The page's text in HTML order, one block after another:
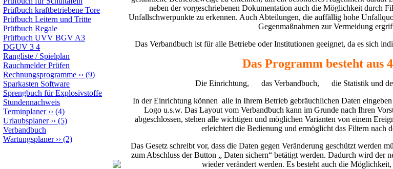
Prüfbuch kraftbetriebene Tore
Prüfbuch Leitern und Tritte
Prüfbuch Regale
Prüfbuch UVV BGV A3
DGUV 3 4
Rangliste / Spielplan
Rauchmelder Prüfen
Rechnungsprogramme ›› (9)
Sparkasten Software
Sprengbuch für Explosivstoffe
Stundennachweis
Terminplaner›› (4)
Urlaubsplaner›› (5)
Verbandbuch
Wartungsplaner›› (2)
neben der vorgeschriebenen Dokumentation auch die Möglichkeit durch
Unfallschwerpunkte zu erkennen. Auch Abteilungen, die auffällig hohe
Gegenmaßnahmen zur Vermeidung
Das Verbandbuch ist für alle Betriebe oder Institutionen geeignet, da es sich
Das Programm besteht aus
Die Einrichtung, das Verbandbuch, die Statistik und
In der Einrichtung können alle in Ihrem Betrieb gebräuchlichen Daten
Logo u.s.w. Das Layout vom Verbandbuch kann im Grunde nach Ihren
abgeschlossen, stehen alle wichtigen und möglichen Varianten von einem
erleichtert die Bedienung und ermöglicht das Filtern nach
Das Gesetz schreibt vor, dass die Daten gegen Veränderung geschützt werden
zum Abschluss der Button „ Daten sichern“ betätigt werden. Dadurch wird der
wieder verändert werden. Es besteht auch die